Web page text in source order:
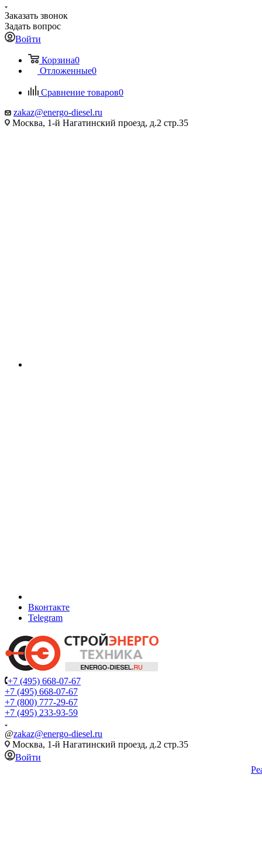
Заказать звонок
Задать вопрос
Войти
Корзина0
Отложенные0
Сравнение товаров0
zakaz@energo-diesel.ru
Москва, 1-й Нагатинский проезд, д.2 стр.35
Вконтакте
Telegram
+7 (495) 668-07-67
+7 (495) 668-07-67
+7 (800) 777-29-67
+7 (495) 233-93-59
@zakaz@energo-diesel.ru
Москва, 1-й Нагатинский проезд, д.2 стр.35
Войти